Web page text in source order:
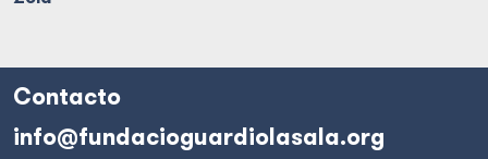
Contacto
info@fundacioguardiolasala.org